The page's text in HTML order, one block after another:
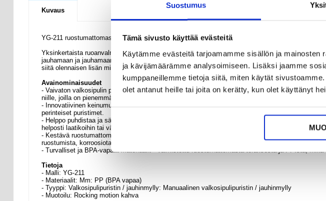
Suostumus
Tämä sivusto käyttää evästeitä
Käytämme evästeitä tarjoamamme sisällön ja
ja kävijämäärämme analysoimiseen. Lisäksi jaamme
kumppaneillemme tietoja siitä, miten käytät
olet antanut heille tai joita on kerätty, kun olet käyttänyt
Kuvaus
YG-211 ruostumattomasta teräksestä valmistettu valkosipulipuristin - manuaalinen valkosipulin
Yksinkertaista ruoanvalmistusta ruostumattomasta teräksestä valmistetulla
jauhamaan ja jauhamaan valkosipulia tai inkivääriä vaivattomasti. Sen ergonominen keinuva liike
siitä olennaisen lisän mihin tahansa moderniin keittiöön.
Avainominaisuudet
- Vaivaton valkosipulin puristaminen - Ergonominen kahvan muotoilu tekee valkosipulin tai
niille, joilla on pienemmät kädet tai heikompi ote.
- Innovatiivinen keinumuotoilu - Keinuta puristinta edestakaisin murskaaksesi tai jauhaksesi
perinteiset puristimet.
- Helppo puhdistaa ja säilyttää - Valkosipuli kerääntyy siististi puristimen pinnalle nopeaa
helposti laatikoihin tai välinepitimiin.
- Kestävä ruostumattomasta teräksestä valmistettu rakenne - Valmistettu korkealaatuisesta
ruostumista, korroosiota ja rikkoutumista ja takaa pitkäaikaisen suorituskyvyn.
- Turvalliset ja BPA-vapaat materiaalit - Valmistettu ruostumattomasta teräksestä ja PP:stä,
Tietoja
- Malli: YG-211
- Materiaalit: Mm: PP (BPA vapaa)
- Tyyppi: Valkosipulipuristin / jauhinmylly: Manuaalinen valkosipulipuristin / jauhinmylly
- Muotoilu: Rocking motion kahva